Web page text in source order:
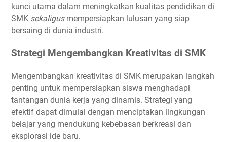
kunci utama dalam meningkatkan kualitas pendidikan di
SMK sekaligusmempersiapkan lulusan yang siap
bersaing di dunia industri.
Strategi Mengembangkan Kreativitas di SMK
Mengembangkan kreativitas di SMK merupakan langkah
penting untuk mempersiapkan siswa menghadapi
tantangan dunia kerja yang dinamis. Strategi yang
efektif dapat dimulai dengan menciptakan lingkungan
belajar yang mendukung kebebasan berkreasi dan
eksplorasi ide baru.